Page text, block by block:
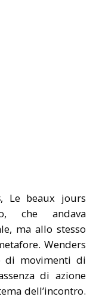
, Le beaux jours
che andava
ma allo stesso
Wenders
di movimenti di
di azione
dell’incontro.